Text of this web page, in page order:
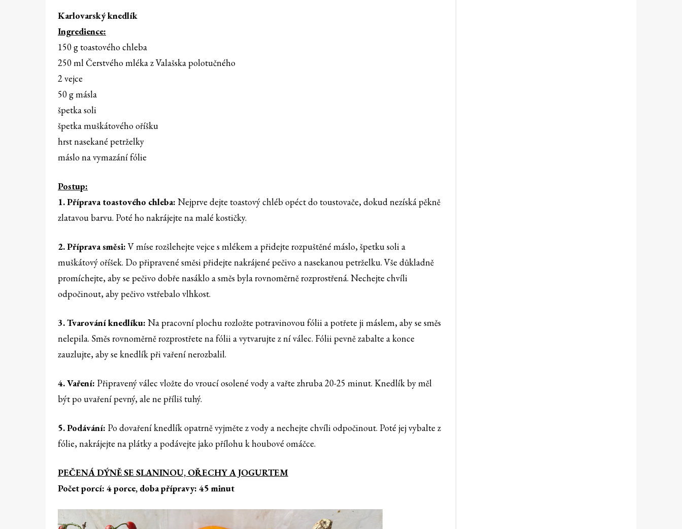
Karlovarský knedlík
Ingredience:
150 g toastového chleba
250 ml Čerstvého mléka z Valašska polotučného
2 vejce
50 g másla
špetka soli
špetka muškátového oříšku
hrst nasekané petrželky
máslo na vymazání fólie
Postup:
1. Příprava toastového chleba: Nejprve dejte toastový chléb opéct do toustovače, dokud nezíská pěkně
zlatavou barvu. Poté ho nakrájejte na malé kostičky.
2. Příprava směsi:V míse rozšlehejte vejce s mlékem a přidejte rozpuštěné máslo, špetku soli a
muškátový oříšek. Do připravené směsi přidejte nakrájené pečivo a nasekanou petrželku. Vše důkladně
promíchejte, aby se pečivo dobře nasáklo a směs byla rovnoměrně rozprostřená. Nechejte chvíli
odpočinout, aby pečivo vstřebalo vlhkost.
3. Tvarování knedlíku: Na pracovní plochu rozložte potravinovou fólii a potřete ji máslem, aby se směs
nelepila. Směs rovnoměrně rozprostřete na fólii a vytvarujte z ní válec. Fólii pevně zabalte a konce
zauzlujte, aby se knedlík při vaření nerozbalil.
4. Vaření: Připravený válec vložte do vroucí osolené vody a vařte zhruba 20-25 minut. Knedlík by měl
být po uvaření pevný, ale ne příliš tuhý.
5. Podávání: Po dovaření knedlík opatrně vyjměte z vody a nechejte chvíli odpočinout. Poté jej vybalte z
fólie, nakrájejte na plátky a podávejte jako přílohu k houbové omáčce.
PEČENÁ DÝNĚ SE SLANINOU, OŘECHY A JOGURTEM
Počet porcí: 4 porce, doba přípravy: 45 minut